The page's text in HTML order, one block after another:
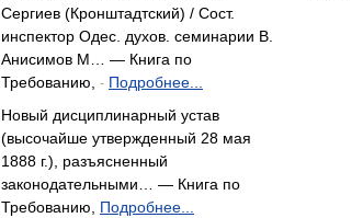
Сергиев (Кронштадтский) / Сост.
инспектор Одес. духов. семинарии В.
Анисимов M… — Книга по
Требованию,
- Подробнее...
Новый дисциплинарный устав
(высочайше утвержденный 28 мая
1888 г.), разъясненный
законодательными… — Книга по
Требованию, Подробнее...